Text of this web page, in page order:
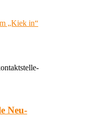
„Kiek in“
Neu-